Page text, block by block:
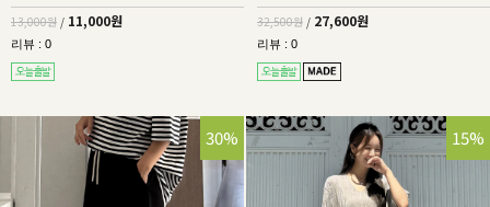
13,000원 / 11,000원
리뷰 : 0
32,500원 / 27,600원
리뷰 : 0
30% 15%